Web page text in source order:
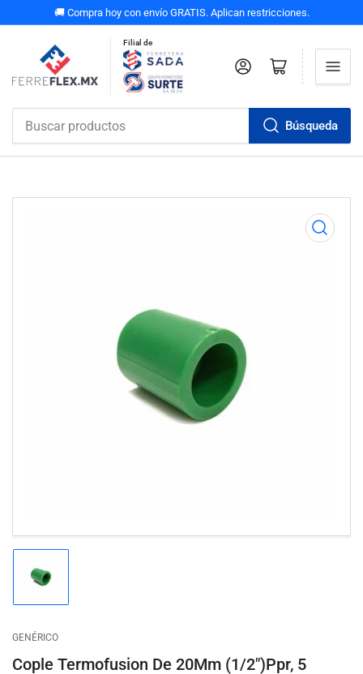
🚚 Compra hoy con envío GRATIS. Aplican restricciones.
Filial de
Búsqueda
Iniciar sesiónAbrir carrito pequeño
Abrir
medios
en
modal
Cargar
1
la
vista
de
galería
GENÉRICO
Cople Termofusion De 20Mm (1/2")Ppr, 5